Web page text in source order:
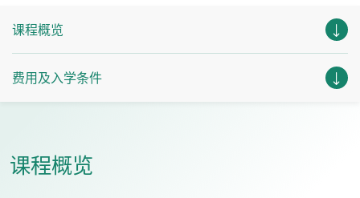
课程概览
费用及入学条件
课程概览